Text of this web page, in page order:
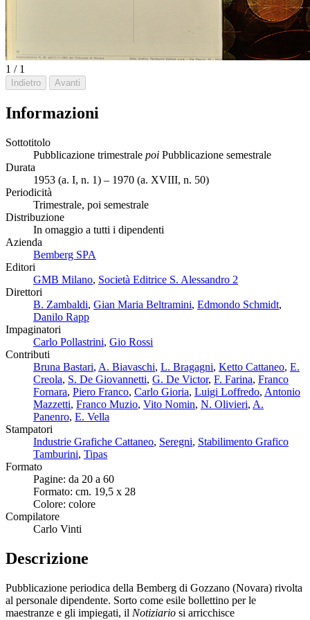
1 / 1
Indietro Avanti
Informazioni
Sottotitolo
Pubblicazione trimestrale poi Pubblicazione semestrale
Durata
1953 (a. I, n. 1) – 1970 (a. XVIII, n. 50)
Periodicità
Trimestrale, poi semestrale
Distribuzione
In omaggio a tutti i dipendenti
Azienda
Bemberg SPA
Editori
GMB Milano, Società Editrice S. Alessandro 2
Direttori
B. Zambaldi, Gian Maria Beltramini, Edmondo Schmidt,
Danilo Rapp
Impaginatori
Carlo Pollastrini, Gio Rossi
Contributi
Bruna Bastari, A. Biavaschi, L. Bragagni, Ketto Cattaneo, E.
Creola, S. De Giovannetti, G. De Victor, F. Farina, Franco
Fornara, Piero Franco, Carlo Gioria, Luigi Loffredo, Antonio
Mazzetti, Franco Muzio, Vito Nomin, N. Olivieri, A.
Panenro, E. Vella
Stampatori
Industrie Grafiche Cattaneo, Seregni, Stabilimento Grafico
Tamburini, Tipas
Formato
Pagine: da 20 a 60
Formato: cm. 19,5 x 28
Colore: colore
Compilatore
Carlo Vinti
Descrizione
Pubblicazione periodica della Bemberg di Gozzano (Novara) rivolta
al personale dipendente. Sorto come esile bollettino per le
maestranze e gli impiegati, il Notiziario si arricchisce